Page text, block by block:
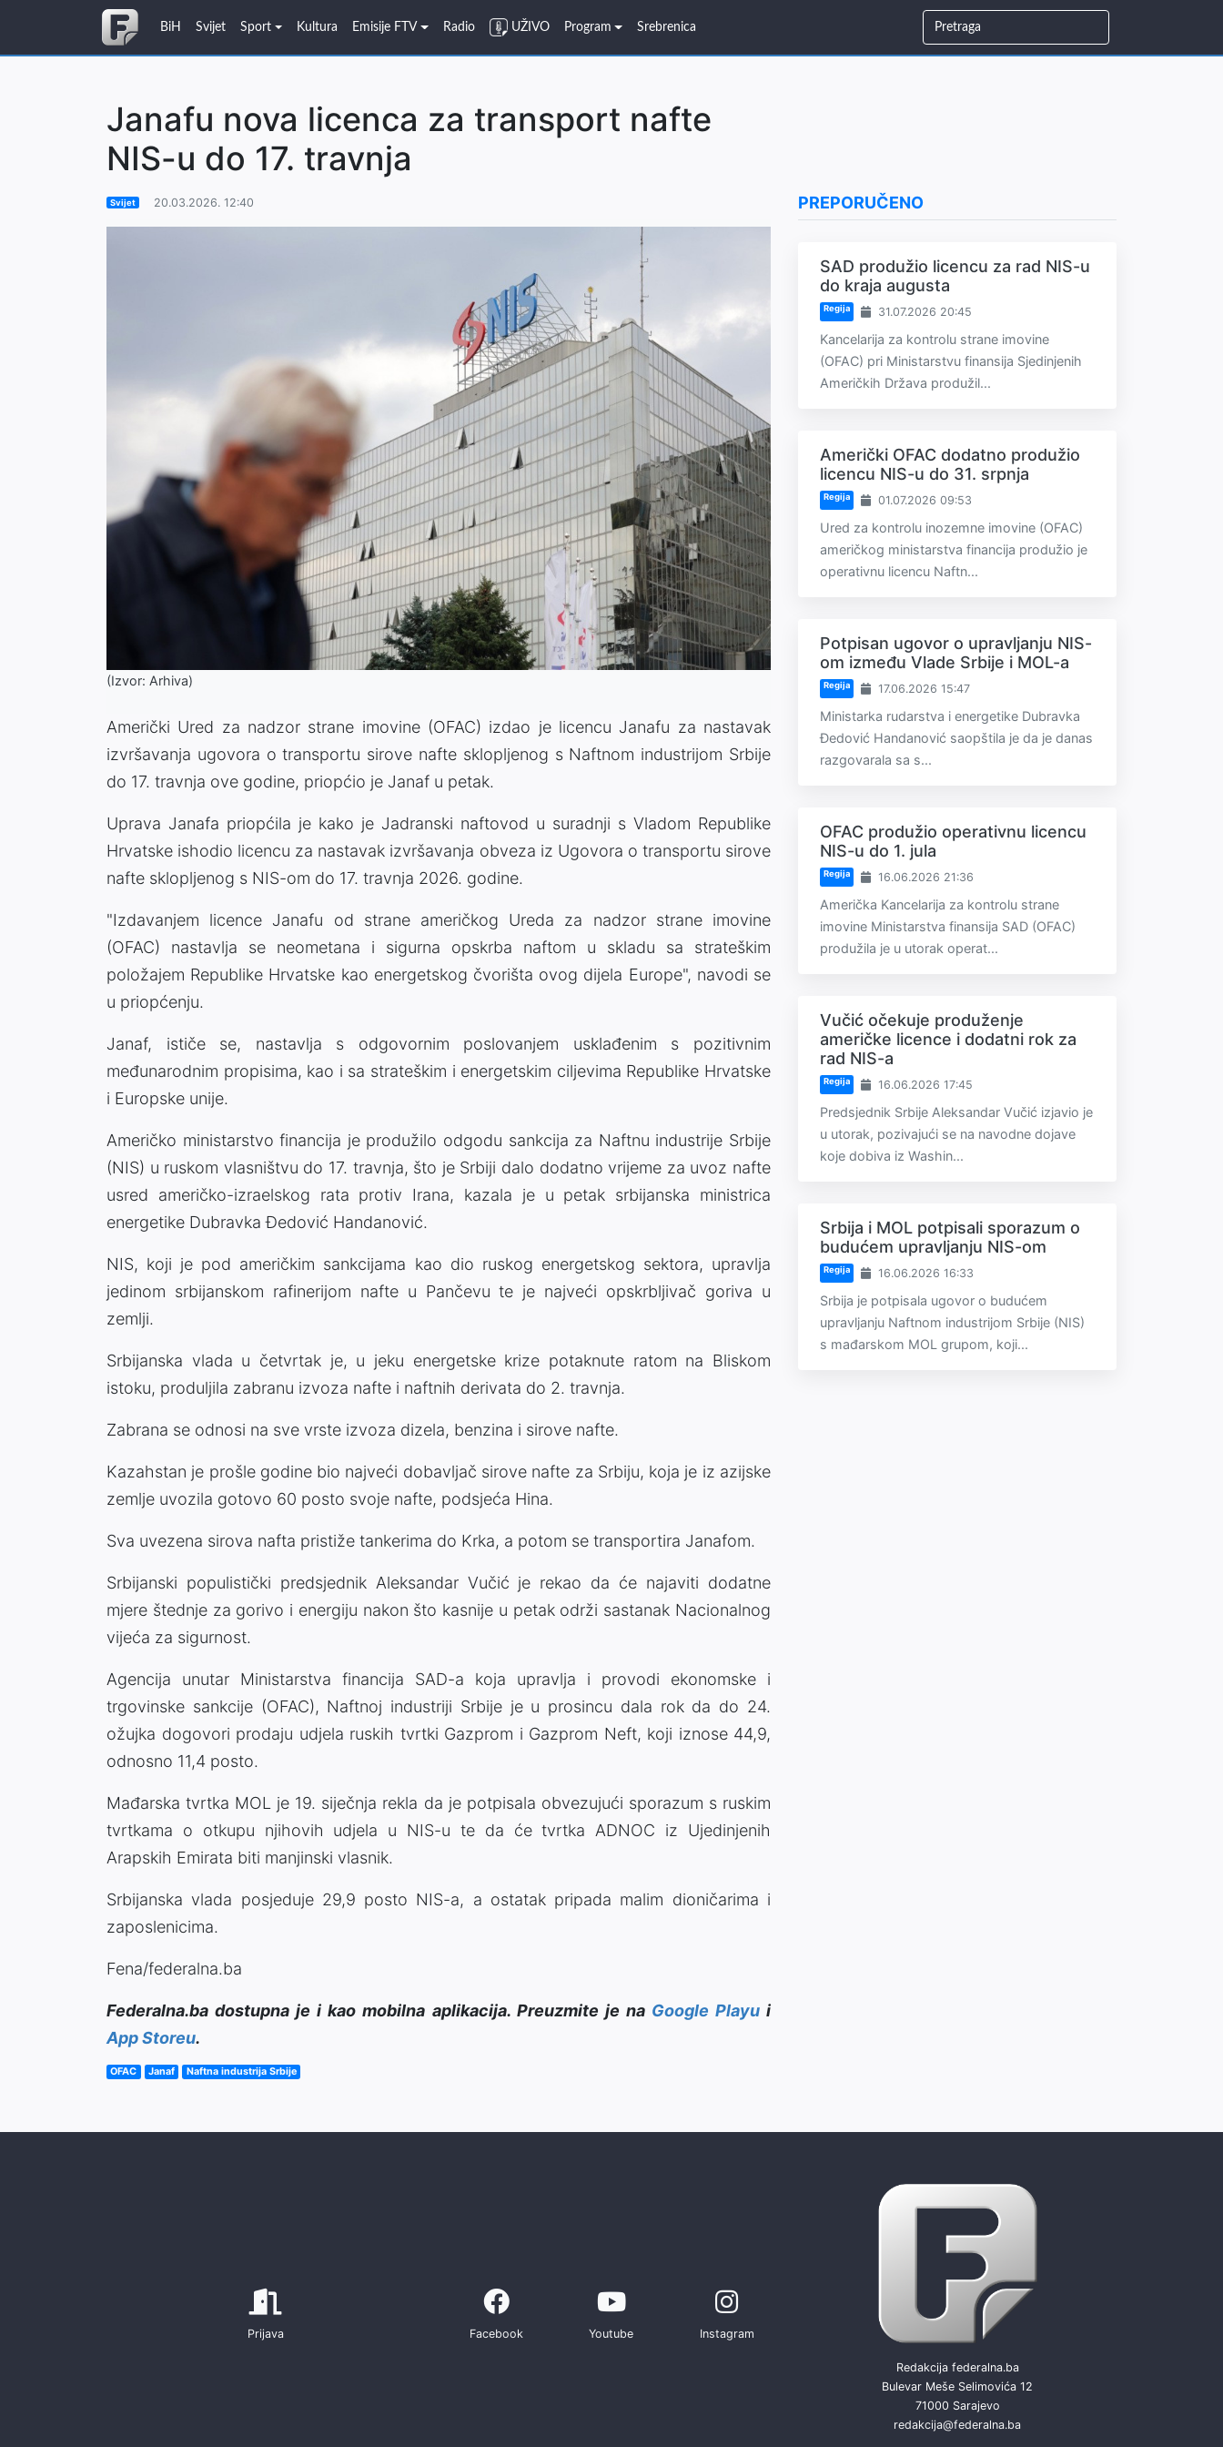
BiH Svijet Sport Kultura Emisije FTV Radio UŽIVO Program Srebrenica
Janafu nova licenca za transport nafte
NIS-u do 17. travnja
Svijet 20.03.2026. 12:40
(Izvor: Arhiva)
Američki Ured za nadzor strane imovine (OFAC) izdao je licencu Janafu za nastavak
izvršavanja ugovora o transportu sirove nafte sklopljenog s Naftnom industrijom Srbije
do 17. travnja ove godine, priopćio je Janaf u petak.
Uprava Janafa priopćila je kako je Jadranski naftovod u suradnji s Vladom Republike
Hrvatske ishodio licencu za nastavak izvršavanja obveza iz Ugovora o transportu sirove
nafte sklopljenog s NIS-om do 17. travnja 2026. godine.
"Izdavanjem licence Janafu od strane američkog Ureda za nadzor strane imovine
(OFAC) nastavlja se neometana i sigurna opskrba naftom u skladu sa strateškim
položajem Republike Hrvatske kao energetskog čvorišta ovog dijela Europe", navodi se
u priopćenju.
Janaf, ističe se, nastavlja s odgovornim poslovanjem usklađenim s pozitivnim
međunarodnim propisima, kao i sa strateškim i energetskim ciljevima Republike Hrvatske
i Europske unije.
Američko ministarstvo financija je produžilo odgodu sankcija za Naftnu industrije Srbije
(NIS) u ruskom vlasništvu do 17. travnja, što je Srbiji dalo dodatno vrijeme za uvoz nafte
usred američko-izraelskog rata protiv Irana, kazala je u petak srbijanska ministrica
energetike Dubravka Đedović Handanović.
NIS, koji je pod američkim sankcijama kao dio ruskog energetskog sektora, upravlja
jedinom srbijanskom rafinerijom nafte u Pančevu te je najveći opskrbljivač goriva u
zemlji.
Srbijanska vlada u četvrtak je, u jeku energetske krize potaknute ratom na Bliskom
istoku, produljila zabranu izvoza nafte i naftnih derivata do 2. travnja.
Zabrana se odnosi na sve vrste izvoza dizela, benzina i sirove nafte.
Kazahstan je prošle godine bio najveći dobavljač sirove nafte za Srbiju, koja je iz azijske
zemlje uvozila gotovo 60 posto svoje nafte, podsjeća Hina.
Sva uvezena sirova nafta pristiže tankerima do Krka, a potom se transportira Janafom.
Srbijanski populistički predsjednik Aleksandar Vučić je rekao da će najaviti dodatne
mjere štednje za gorivo i energiju nakon što kasnije u petak održi sastanak Nacionalnog
vijeća za sigurnost.
Agencija unutar Ministarstva financija SAD-a koja upravlja i provodi ekonomske i
trgovinske sankcije (OFAC), Naftnoj industriji Srbije je u prosincu dala rok da do 24.
ožujka dogovori prodaju udjela ruskih tvrtki Gazprom i Gazprom Neft, koji iznose 44,9,
odnosno 11,4 posto.
Mađarska tvrtka MOL je 19. siječnja rekla da je potpisala obvezujući sporazum s ruskim
tvrtkama o otkupu njihovih udjela u NIS-u te da će tvrtka ADNOC iz Ujedinjenih
Arapskih Emirata biti manjinski vlasnik.
Srbijanska vlada posjeduje 29,9 posto NIS-a, a ostatak pripada malim dioničarima i
zaposlenicima.
Fena/federalna.ba
Federalna.ba dostupna je i kao mobilna aplikacija. Preuzmite je na Google Playui
App Storeu.
OFAC Janaf Naftna industrija Srbije
PREPORUČENO
SAD produžio licencu za rad NIS-u
do kraja augusta
Regija 31.07.2026 20:45
Kancelarija za kontrolu strane imovine
(OFAC) pri Ministarstvu finansija Sjedinjenih
Američkih Država produžil...
Američki OFAC dodatno produžio
licencu NIS-u do 31. srpnja
Regija 01.07.2026 09:53
Ured za kontrolu inozemne imovine (OFAC)
američkog ministarstva financija produžio je
operativnu licencu Naftn...
Potpisan ugovor o upravljanju NIS-
om između Vlade Srbije i MOL-a
Regija 17.06.2026 15:47
Ministarka rudarstva i energetike Dubravka
Đedović Handanović saopštila je da je danas
razgovarala sa s...
OFAC produžio operativnu licencu
NIS-u do 1. jula
Regija 16.06.2026 21:36
Američka Kancelarija za kontrolu strane
imovine Ministarstva finansija SAD (OFAC)
produžila je u utorak operat...
Vučić očekuje produženje
američke licence i dodatni rok za
rad NIS-a
Regija 16.06.2026 17:45
Predsjednik Srbije Aleksandar Vučić izjavio je
u utorak, pozivajući se na navodne dojave
koje dobiva iz Washin...
Srbija i MOL potpisali sporazum o
budućem upravljanju NIS-om
Regija 16.06.2026 16:33
Srbija je potpisala ugovor o budućem
upravljanju Naftnom industrijom Srbije (NIS)
s mađarskom MOL grupom, koji...
Prijava Facebook Youtube Instagram
Redakcija federalna.ba
Bulevar Meše Selimovića 12
71000 Sarajevo
redakcija@federalna.ba